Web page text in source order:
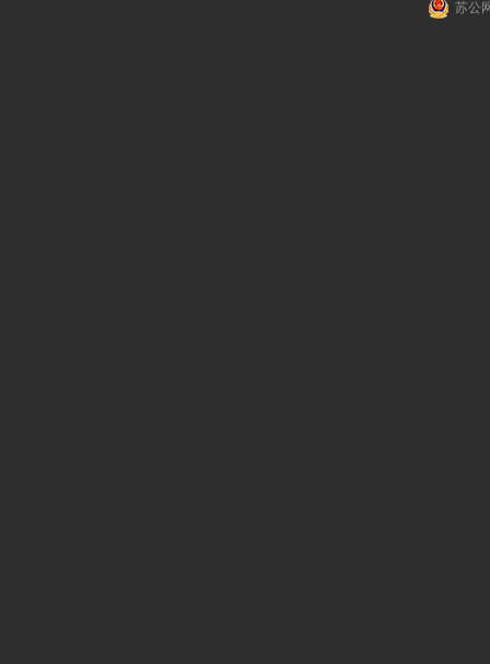
苏公